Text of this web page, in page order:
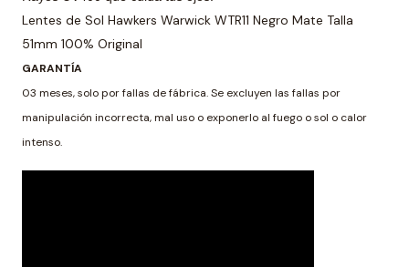
Lentes de Sol Hawkers Warwick WTR11 Negro Mate Talla
51mm 100% Original
GARANTÍA
03 meses, solo por fallas de fábrica. Se excluyen las fallas por
manipulación incorrecta, mal uso o exponerlo al fuego o sol o calor
intenso.